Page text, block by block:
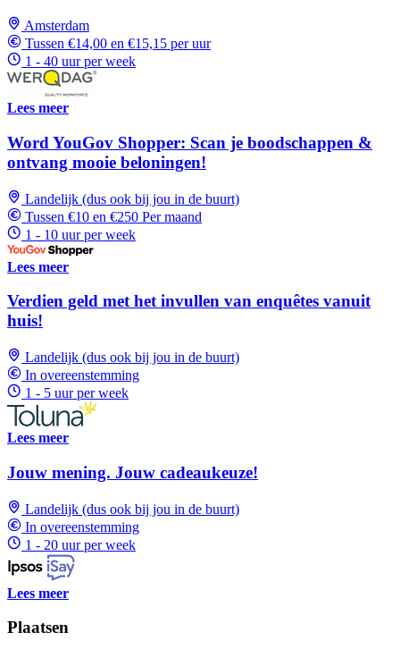
Amsterdam
Tussen €14,00 en €15,15 per uur
1 - 40 uur per week
Lees meer
Word YouGov Shopper: Scan je boodschappen &
ontvang mooie beloningen!
Landelijk (dus ook bij jou in de buurt)
Tussen €10 en €250 Per maand
1 - 10 uur per week
Lees meer
Verdien geld met het invullen van enquêtes vanuit
huis!
Landelijk (dus ook bij jou in de buurt)
In overeenstemming
1 - 5 uur per week
Lees meer
Jouw mening. Jouw cadeaukeuze!
Landelijk (dus ook bij jou in de buurt)
In overeenstemming
1 - 20 uur per week
Lees meer
Plaatsen